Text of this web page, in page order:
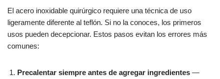
El acero inoxidable quirúrgico requiere una técnica de uso
ligeramente diferente al teflón. Si no la conoces, los primeros
usos pueden decepcionar. Estos pasos evitan los errores más
comunes:
Precalentar siempre antes de agregar ingredientes —